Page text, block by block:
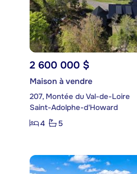
2 600 000 $
Maison à vendre
207, Montée du Val-de-Loire
Saint-Adolphe-d'Howard
4
5